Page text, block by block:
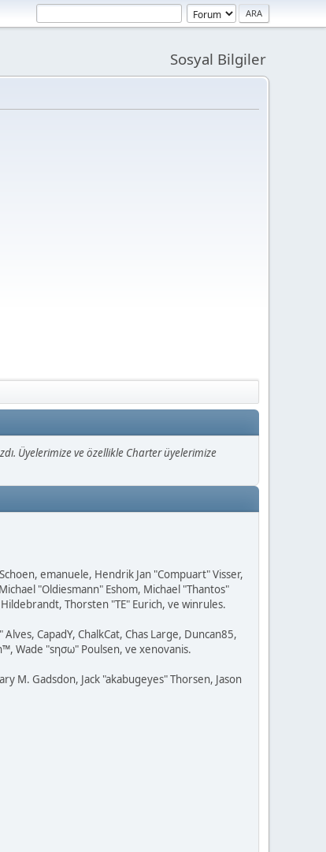
Sosyal Bilgiler
Üyelerimize ve özellikle Charter üyelerimize
emanuele, Hendrik Jan "Compuart" Visser,
"Oldiesmann" Eshom, Michael "Thantos"
Thorsten "TE" Eurich, ve winrules.
CapadY, ChalkCat, Chas Large, Duncan85,
Wade "sησω" Poulsen, ve xenovanis.
M. Gadsdon, Jack "akabugeyes" Thorsen, Jason